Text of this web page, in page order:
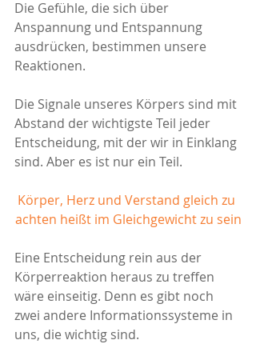
Die Gefühle, die sich über
Anspannung und Entspannung
ausdrücken, bestimmen unsere
Reaktionen.
Die Signale unseres Körpers sind mit
Abstand der wichtigste Teil jeder
Entscheidung, mit der wir in Einklang
sind. Aber es ist nur ein Teil.
Körper, Herz und Verstand gleich zu
achten heißt im Gleichgewicht zu sein
Eine Entscheidung rein aus der
Körperreaktion heraus zu treffen
wäre einseitig. Denn es gibt noch
zwei andere Informationssysteme in
uns, die wichtig sind.